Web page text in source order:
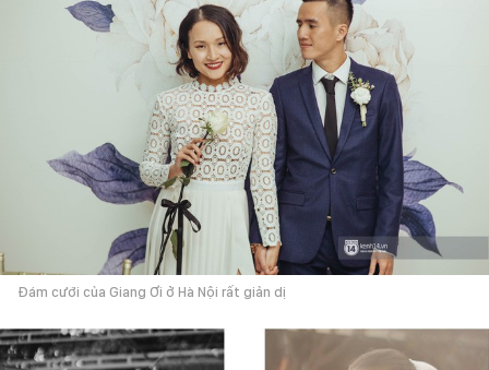
Đám cưới của Giang Ơi ở Hà Nội rất giản dị